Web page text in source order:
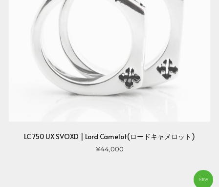
LC 750 UX SVOXD | Lord Camelot(ロードキャメロット)
¥44,000
NEW